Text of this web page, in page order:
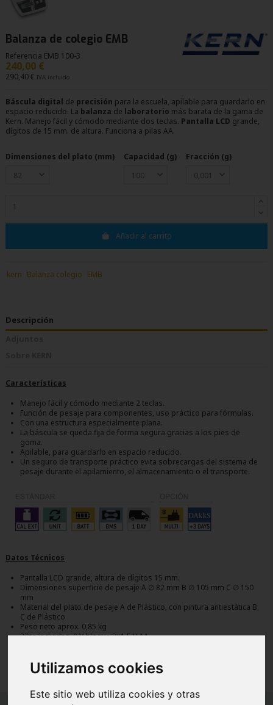
Utilizamos cookies
Este sitio web utiliza cookies y otras
Balanza de colegio EMB
Referencia EMB 100-3
240,00 €
290,40 € IVA incluido
Báscula digital de precisión para la escuela, apilable para guardarlo en
espacio reducido. La balanza de laboratorio más barata de la gama de
Kern. Manejo fácil y cómodo mediante dos teclas. Pantalla LCD grande,
dígitos de 15 mm. de altura. Funciona a pilas AA.
Dimensiones del plato (mm) Capacidad (g) Fracción (g)
Añadir al carrito
kern Balanza colegio EMB
Descripción
Características
Manejo fácil y cómodo mediante 2 teclas.
Función de pesaje para componentes, uso práctico para fórmulas.
Con una estructura especialmente plana.
La báscula se queda fija de forma segura gracias a los pies de
goma.
Apilable, para guardarlo en espacio reducido.
Un seguro de transporte práctico evita sobrecargas del sistema de
pesaje durante el apilamiento, el almacenamiento o el transporte.
Datos Técnicos
Pantalla LCD grande, altura de dígitos 15 mm.
Dimensiones superficie de pesaje A ∅ 82 mm B ∅ 105 mm C ∅ 150
mm
Material del plato de pesaje A de Plástico, con pintura antiestática B,
C de Plástico
Peso neto aprox. 0,85 kg
Pilas incluidas, 9 V bloque 2×1.5 V AA